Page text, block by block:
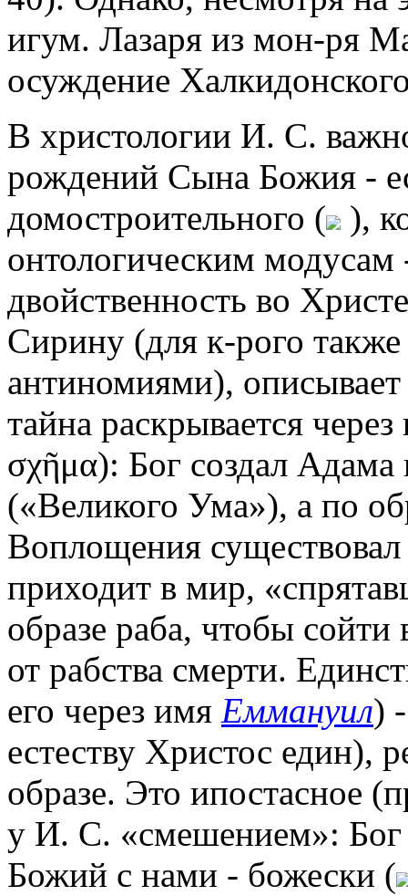
игум. Лазаря из мон-ря
осуждение
В христологии И. С.
рождений Сына Божия -
домостроительного (
),
онтологическим
двойственность во
Сирину (для к-рого также
антиномиями),
тайна раскрывается
σχῆμα): Бог создал
(«Великого Ума»), а по
Воплощения
приходит в мир,
образе раба, чтобы
от рабства смерти.
его через имя Еммануил)
естеству Христос един),
образе. Это ипостасное
у И. С. «смешением»: Бог
Божий с нами - божески (